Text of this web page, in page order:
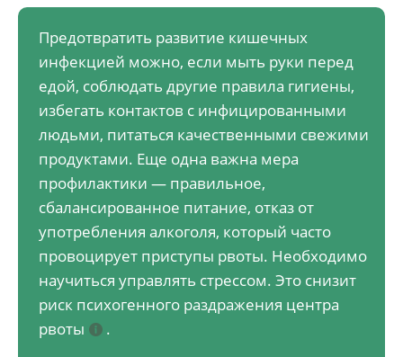
Предотвратить развитие кишечных
инфекцией можно, если мыть руки перед
едой, соблюдать другие правила гигиены,
избегать контактов с инфицированными
людьми, питаться качественными свежими
продуктами. Еще одна важна мера
профилактики — правильное,
сбалансированное питание, отказ от
употребления алкоголя, который часто
провоцирует приступы рвоты. Необходимо
научиться управлять стрессом. Это снизит
риск психогенного раздражения центра
рвоты
.